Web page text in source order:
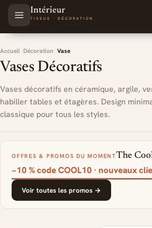
Aller au contenu principal
Accueil Décoration Vase
Vases Décoratifs
Vases décoratifs en céramique, argile,
habiller tables et étagères. Design
classique pour tous les styles.
OFFRES & PROMOS DU MOMENTThe
−10 % code COOL10 · nouveaux
Voir toutes les promos →